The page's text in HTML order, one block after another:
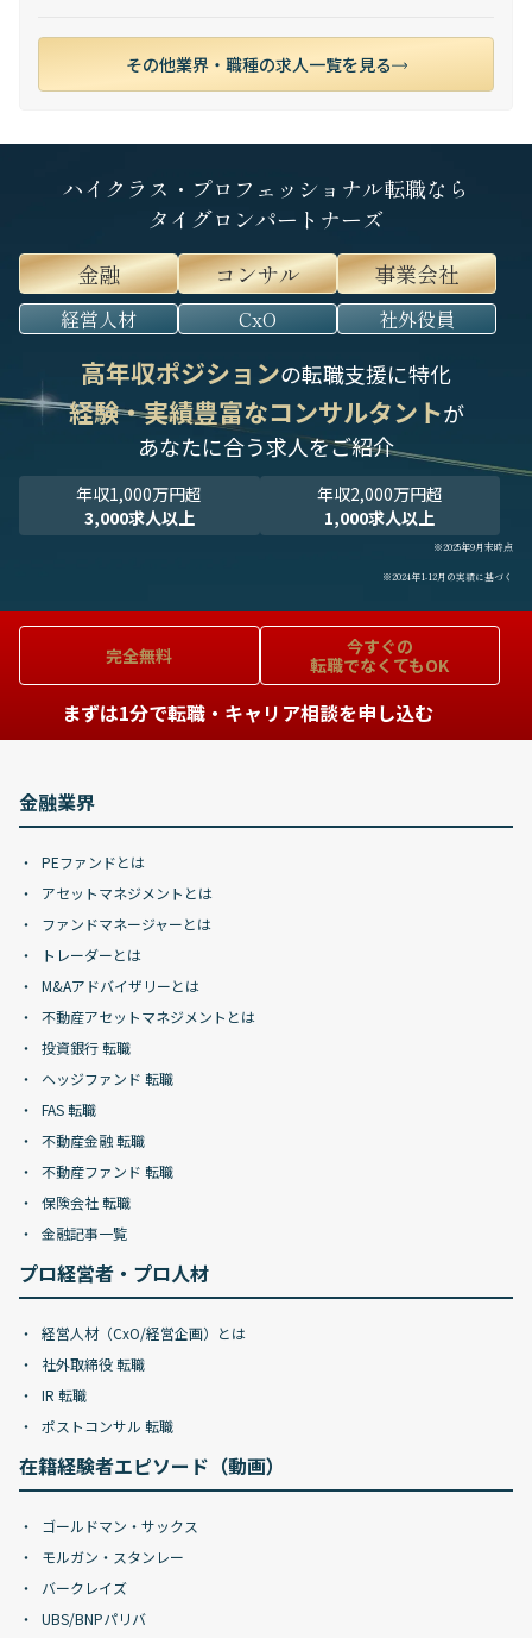
その他業界・職種の求人一覧を見る
ハイクラス・プロフェッショナル転職なら
タイグロンパートナーズ
金融
コンサル 事業会社
経営人材 CxO 社外役員
高年収ポジションの転職支援に特化
経験・実績豊富なコンサルタントが
あなたに合う求人をご紹介
年収1,000万円超
3,000求人以上
年収2,000万円超
1,000求人以上
※2025年9月末時点
※2024年1-12月の実績に基づく
完全無料
今すぐの
転職でなくてもOK
まずは1分で転職・キャリア相談を申し込む
金融業界
PEファンドとは
アセットマネジメントとは
ファンドマネージャーとは
トレーダーとは
M&Aアドバイザリーとは
不動産アセットマネジメントとは
投資銀行 転職
ヘッジファンド 転職
FAS 転職
不動産金融 転職
不動産ファンド 転職
保険会社 転職
金融記事一覧
プロ経営者・プロ人材
経営人材（CxO/経営企画）とは
社外取締役 転職
IR 転職
ポストコンサル 転職
在籍経験者エピソード（動画）
ゴールドマン・サックス
モルガン・スタンレー
バークレイズ
UBS/BNPパリバ